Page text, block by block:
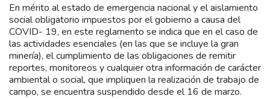
En mérito al estado de emergencia nacional y el aislamiento
social obligatorio impuestos por el gobierno a causa del
COVID- 19, en este reglamento se indica que en el caso de
las actividades esenciales (en las que se incluye la gran
minería), el cumplimiento de las obligaciones de remitir
reportes, monitoreos y cualquier otra información de carácter
ambiental o social, que impliquen la realización de trabajo de
campo, se encuentra suspendido desde el 16 de marzo.